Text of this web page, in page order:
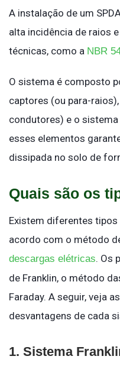
A instalação de um
alta incidência de raios
técnicas, como a NBR
O sistema é composto
captores (ou para-
condutores) e o
esses elementos
dissipada no solo de
Quais são os
Existem diferentes
acordo com o método
descargas elétricas. Os
de Franklin, o método
Faraday. A seguir, veja
desvantagens de cada
1. Sistema